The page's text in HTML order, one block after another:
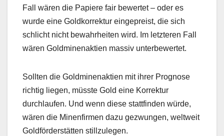
Fall wären die Papiere fair bewertet – oder es
wurde eine Goldkorrektur eingepreist, die sich
schlicht nicht bewahrheiten wird. Im letzteren Fall
wären Goldminenaktien massiv unterbewertet.
Sollten die Goldminenaktien mit ihrer Prognose
richtig liegen, müsste Gold eine Korrektur
durchlaufen. Und wenn diese stattfinden würde,
wären die Minenfirmen dazu gezwungen, weltweit
Goldförderstätten stillzulegen.